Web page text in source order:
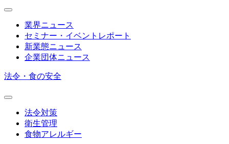
業界ニュース
セミナー・イベントレポート
新業態ニュース
企業団体ニュース
法令・食の安全
法令対策
衛生管理
食物アレルギー